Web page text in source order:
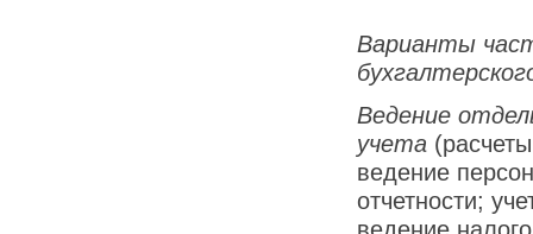
Варианты
Ведение
учета
ведение
отчетности;